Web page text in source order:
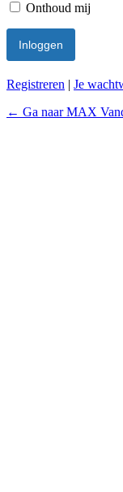
Onthoud mij
Registreren | Je
← Ga naar MAX